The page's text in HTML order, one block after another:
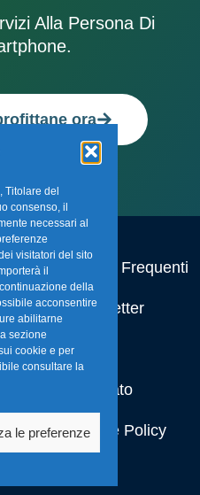
del
consenso, il
necessari al
visitatori del sito
il
della
acconsentire
abilitarne
sezione
cookie e per
consultare la
le preferenze
Alla Persona Di
ora
– Domande Frequenti
nostra Newsletter
Utili
TG Confartigianato
& Cookie Policy